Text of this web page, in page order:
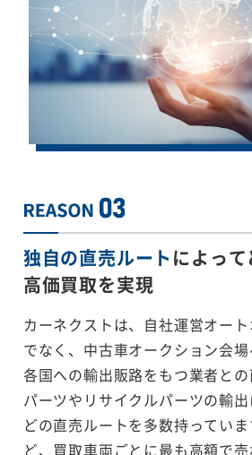
独自の直売ルートによっ
高価買取を実現
カーネクストは、自社運営オー
でなく、中古車オークション会
各国への輸出販路をもつ業者と
パーツやリサイクルパーツの輸
どの直売ルートを多数持ってい
ど、買取車両ごとに最も高額で